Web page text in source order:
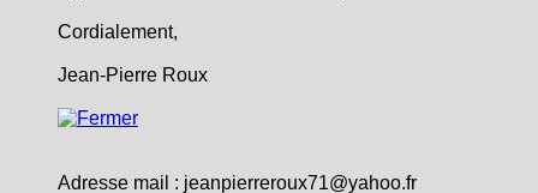
Cordialement,
Jean-Pierre Roux
Adresse mail : jeanpierreroux71@yahoo.fr